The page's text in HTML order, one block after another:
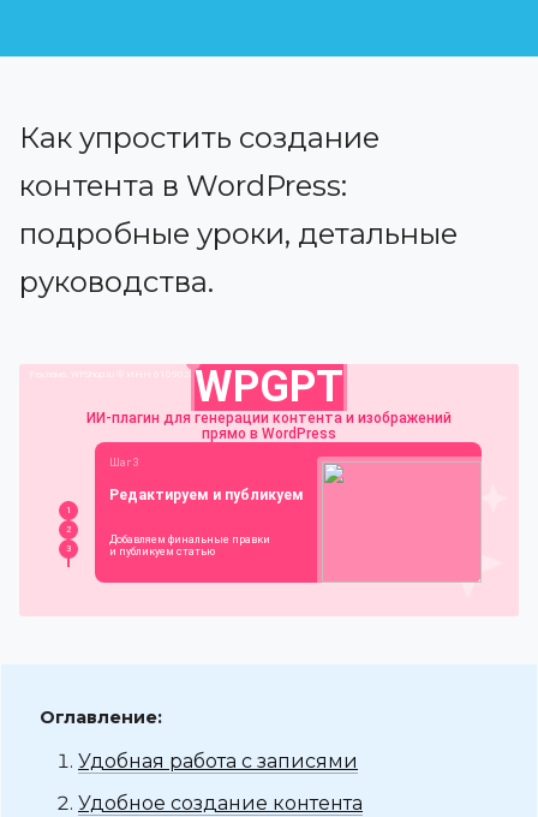
Как упростить создание
контента в WordPress:
подробные уроки, детальные
руководства.
Оглавление:
Удобная работа с записями
Удобное создание контента